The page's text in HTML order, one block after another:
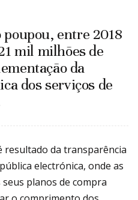
poupou, entre 2018
mil milhões de
da
dos serviços de
resultado da transparência
electrónica, onde as
planos de compra